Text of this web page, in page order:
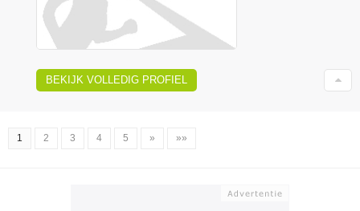
BEKIJK VOLLEDIG PROFIEL
1 2 3 4 5 » »»